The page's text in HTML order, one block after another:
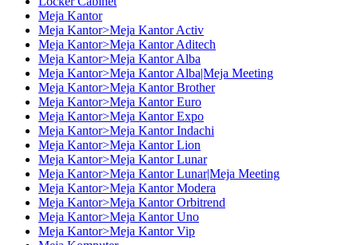
Meja Kantor
Meja Kantor>Meja Kantor Activ
Meja Kantor>Meja Kantor Aditech
Meja Kantor>Meja Kantor Alba
Meja Kantor>Meja Kantor Alba|Meja Meeting
Meja Kantor>Meja Kantor Brother
Meja Kantor>Meja Kantor Euro
Meja Kantor>Meja Kantor Expo
Meja Kantor>Meja Kantor Indachi
Meja Kantor>Meja Kantor Lion
Meja Kantor>Meja Kantor Lunar
Meja Kantor>Meja Kantor Lunar|Meja Meeting
Meja Kantor>Meja Kantor Modera
Meja Kantor>Meja Kantor Orbitrend
Meja Kantor>Meja Kantor Uno
Meja Kantor>Meja Kantor Vip